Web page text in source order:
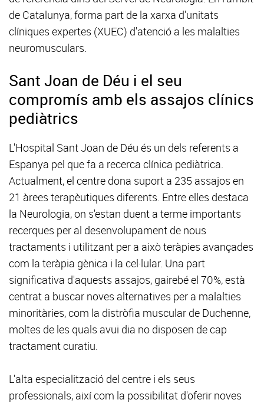
de Catalunya, forma part de la xarxa d'unitats
clíniques expertes (XUEC) d'atenció a les malalties
neuromusculars.
Sant Joan de Déu i el seu
compromís amb els assajos clínics
pediàtrics
L'Hospital Sant Joan de Déu és un dels referents a
Espanya pel que fa a recerca clínica pediàtrica.
Actualment, el centre dona suport a 235 assajos en
21 àrees terapèutiques diferents. Entre elles destaca
la Neurologia, on s'estan duent a terme importants
recerques per al desenvolupament de nous
tractaments i utilitzant per a això teràpies avançades
com la teràpia gènica i la cel·lular. Una part
significativa d'aquests assajos, gairebé el 70%, està
centrat a buscar noves alternatives per a malalties
minoritàries, com la distròfia muscular de Duchenne,
moltes de les quals avui dia no disposen de cap
tractament curatiu.
L'alta especialització del centre i els seus
professionals, així com la possibilitat d'oferir noves